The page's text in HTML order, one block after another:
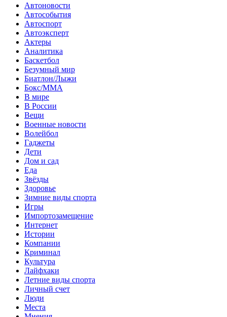
Автоновости
Автособытия
Автоспорт
Автоэксперт
Актеры
Аналитика
Баскетбол
Безумный мир
Биатлон/Лыжи
Бокс/MMA
В мире
В России
Вещи
Военные новости
Волейбол
Гаджеты
Дети
Дом и сад
Еда
Звёзды
Здоровье
Зимние виды спорта
Игры
Импортозамещение
Интернет
Истории
Компании
Криминал
Культура
Лайфхаки
Летние виды спорта
Личный счет
Люди
Места